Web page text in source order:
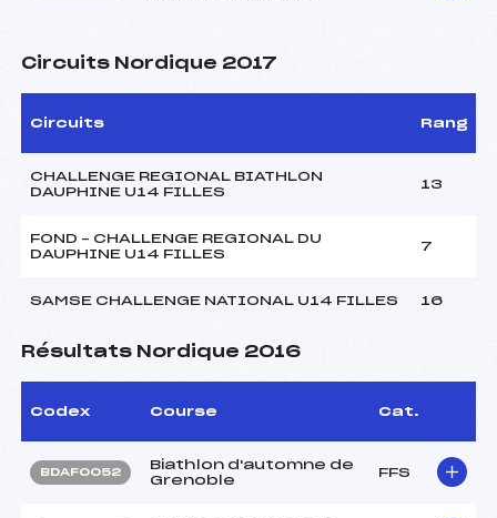
Circuits Nordique 2017
Circuits Rang
CHALLENGE REGIONAL BIATHLON
DAUPHINE U14 FILLES
13
FOND – CHALLENGE REGIONAL DU
DAUPHINE U14 FILLES
7
SAMSE CHALLENGE NATIONAL U14 FILLES 16
Résultats Nordique 2016
Codex Course Cat.
BDAF0052
Biathlon d'automne de
Grenoble
FFS